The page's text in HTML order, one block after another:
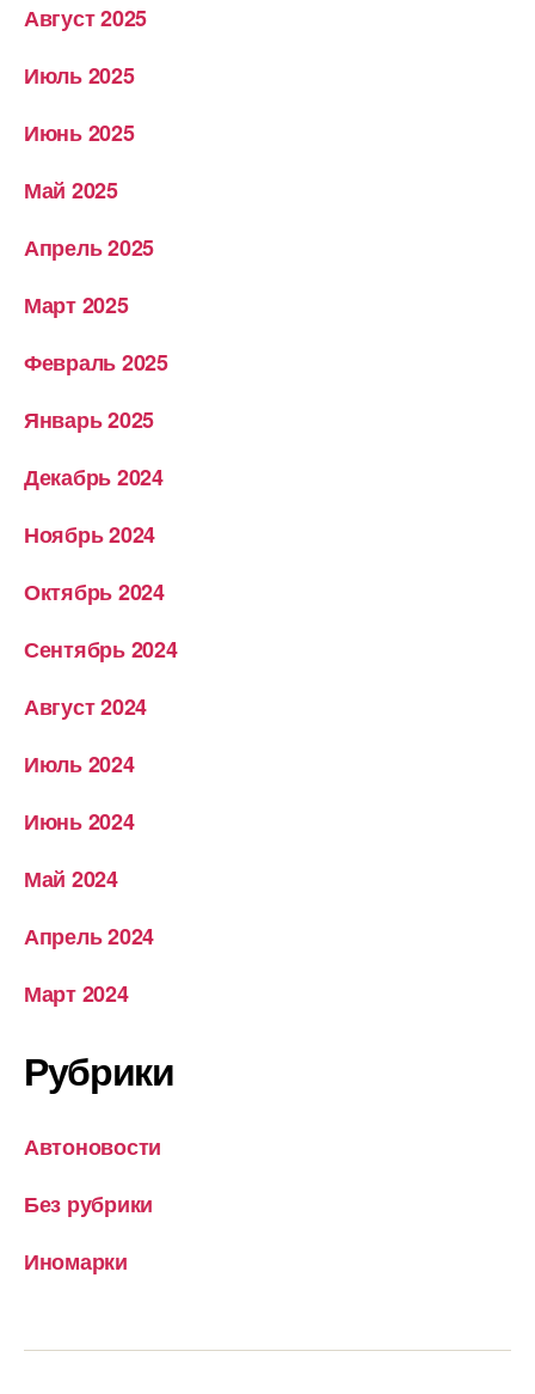
Август 2025
Июль 2025
Июнь 2025
Май 2025
Апрель 2025
Март 2025
Февраль 2025
Январь 2025
Декабрь 2024
Ноябрь 2024
Октябрь 2024
Сентябрь 2024
Август 2024
Июль 2024
Июнь 2024
Май 2024
Апрель 2024
Март 2024
Рубрики
Автоновости
Без рубрики
Иномарки